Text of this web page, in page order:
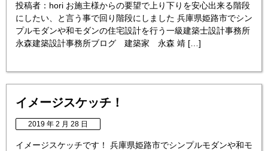
投稿者：hori お施主様からの要望で上り下りを安心出来る階段
にしたい、と言う事で回り階段にしました 兵庫県姫路市でシン
プルモダンや和モダンの住宅設計を行う一級建築士設計事務所
永森建築設計事務所ブログ 建築家 永森 靖 […]
イメージスケッチ！
2019 年 2 月 28 日
イメージスケッチです！ 兵庫県姫路市でシンプルモダンや和モ